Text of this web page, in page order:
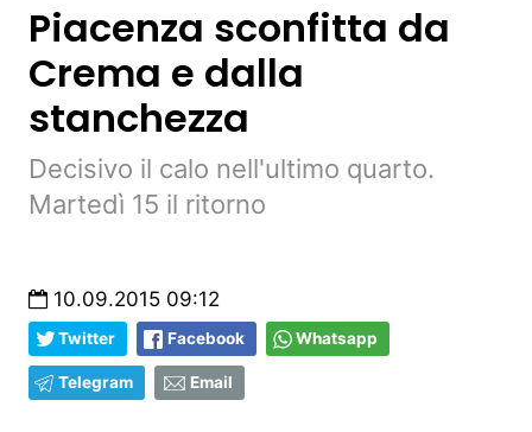
Piacenza sconfitta da
Crema e dalla
stanchezza
Decisivo il calo nell'ultimo quarto.
Martedì 15 il ritorno
10.09.2015 09:12
Twitter Facebook Whatsapp
Telegram Email